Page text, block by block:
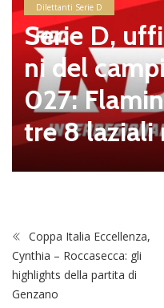
Dilettanti Serie D
Serie D,
ni del
027:
tre 8 laziali
Coppa Italia Eccellenza,
Cynthia – Roccasecca: gli
highlights della partita di
Genzano